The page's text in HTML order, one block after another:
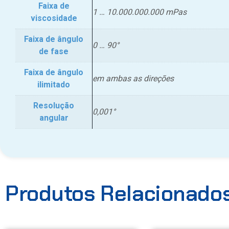
Faixa de
viscosidade
1 … 10.000.000.000 mPas
Faixa de ângulo
de fase
0 … 90°
Faixa de ângulo
ilimitado
em ambas as direções
Resolução
angular
0,001°
Produtos